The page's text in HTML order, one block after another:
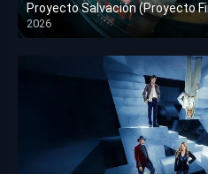
Proyecto Salvación (Proyecto
2026
HD 1080p